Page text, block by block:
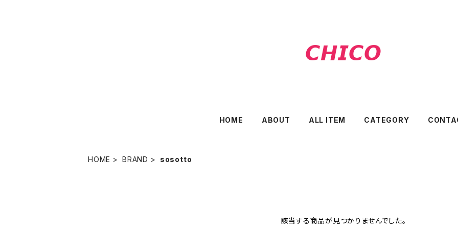
𝘾𝙃𝙄𝘾𝙊
HOME ABOUT ALL ITEM CATEGORY
HOME BRAND sosotto
該当する商品が見つかりませんでした。